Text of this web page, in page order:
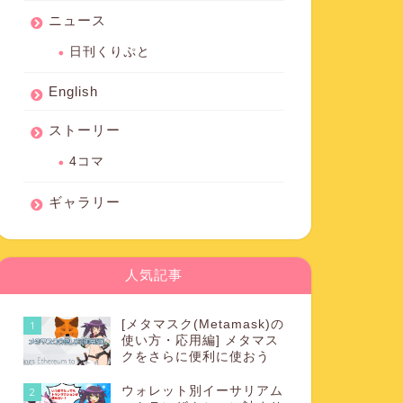
ニュース
日刊くりぷと
English
ストーリー
4コマ
ギャラリー
人気記事
1
[メタマスク(Metamask)の
使い方・応用編] メタマス
クをさらに便利に使おう
2
ウォレット別イーサリアム